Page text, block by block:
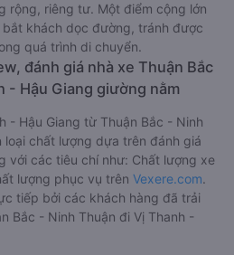
rộng, riêng tư. Một điểm cộng lớn
khách dọc đường, tránh được
quá trình di chuyển.
đánh giá nhà xe Thuận Bắc
- Hậu Giang giường nằm
- Hậu Giang từ Thuận Bắc - Ninh
chất lượng dựa trên đánh giá
với các tiêu chí như: Chất lượng xe
lượng phục vụ trên Vexere.com.
tiếp bởi các khách hàng đã trải
Bắc - Ninh Thuận đi Vị Thanh -